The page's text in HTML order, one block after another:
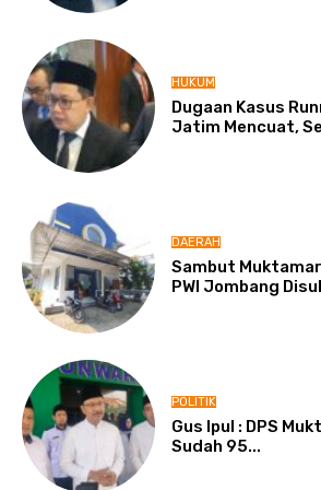
HUKUM
Dugaan Kasus
Jatim Mencuat,
DAERAH
Sambut
PWI Jombang
POLITIK
Gus Ipul : DPS
Sudah 95...